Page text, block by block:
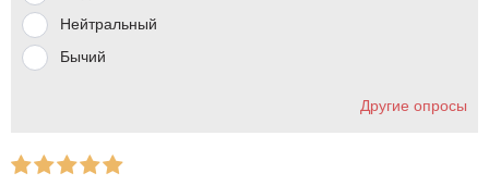
Нейтральный
Бычий
Другие опросы